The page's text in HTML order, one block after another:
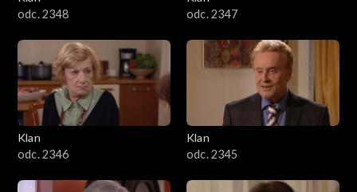
odc. 2348
odc. 2347
Klan
odc. 2346
Klan
odc. 2345